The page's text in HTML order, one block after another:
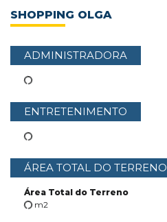
SHOPPING OLGA
ADMINISTRADORA
ENTRETENIMENTO
ÁREA TOTAL DO TERRENO
Área Total do Terreno
m2